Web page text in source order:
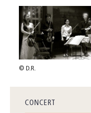
© D.R.
CONCERT